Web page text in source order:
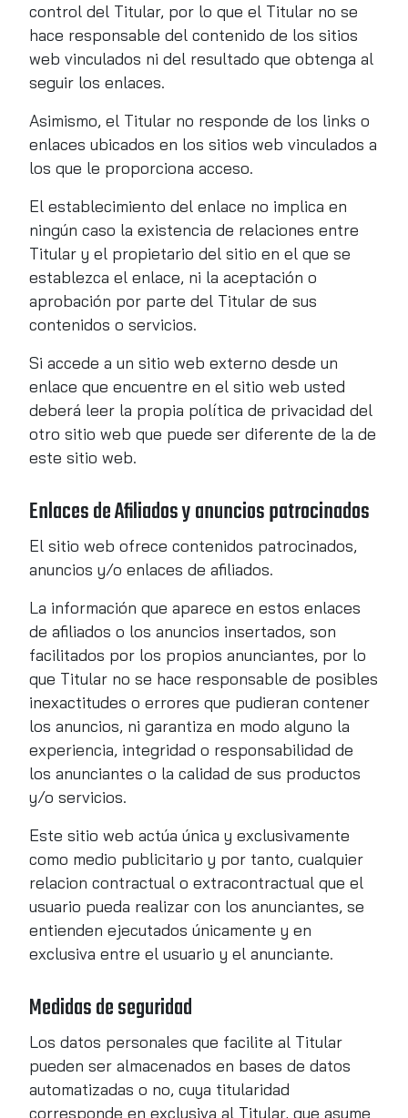
control del Titular, por lo que el Titular no se
hace responsable del contenido de los sitios
web vinculados ni del resultado que obtenga al
seguir los enlaces.
Asimismo, el Titular no responde de los links o
enlaces ubicados en los sitios web vinculados a
los que le proporciona acceso.
El establecimiento del enlace no implica en
ningún caso la existencia de relaciones entre
Titular y el propietario del sitio en el que se
establezca el enlace, ni la aceptación o
aprobación por parte del Titular de sus
contenidos o servicios.
Si accede a un sitio web externo desde un
enlace que encuentre en el sitio web usted
deberá leer la propia política de privacidad del
otro sitio web que puede ser diferente de la de
este sitio web.
Enlaces de Afiliados y anuncios patrocinados
El sitio web ofrece contenidos patrocinados,
anuncios y/o enlaces de afiliados.
La información que aparece en estos enlaces
de afiliados o los anuncios insertados, son
facilitados por los propios anunciantes, por lo
que Titular no se hace responsable de posibles
inexactitudes o errores que pudieran contener
los anuncios, ni garantiza en modo alguno la
experiencia, integridad o responsabilidad de
los anunciantes o la calidad de sus productos
y/o servicios.
Este sitio web actúa única y exclusivamente
como medio publicitario y por tanto, cualquier
relacion contractual o extracontractual que el
usuario pueda realizar con los anunciantes, se
entienden ejecutados únicamente y en
exclusiva entre el usuario y el anunciante.
Medidas de seguridad
Los datos personales que facilite al Titular
pueden ser almacenados en bases de datos
automatizadas o no, cuya titularidad
corresponde en exclusiva al Titular, que asume